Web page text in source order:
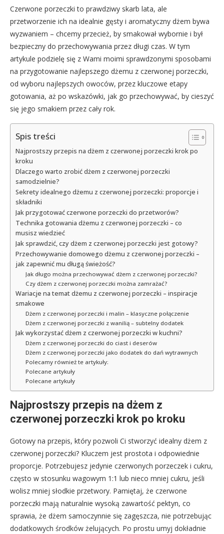
Czerwone porzeczki to prawdziwy skarb lata, ale
przetworzenie ich na idealnie gęsty i aromatyczny dżem bywa
wyzwaniem – chcemy przecież, by smakował wybornie i był
bezpieczny do przechowywania przez długi czas. W tym
artykule podzielę się z Wami moimi sprawdzonymi sposobami
na przygotowanie najlepszego dżemu z czerwonej porzeczki,
od wyboru najlepszych owoców, przez kluczowe etapy
gotowania, aż po wskazówki, jak go przechowywać, by cieszyć
się jego smakiem przez cały rok.
Spis treści
Najprostszy przepis na dżem z czerwonej porzeczki krok po
kroku
Dlaczego warto zrobić dżem z czerwonej porzeczki
samodzielnie?
Sekrety idealnego dżemu z czerwonej porzeczki: proporcje i
składniki
Jak przygotować czerwone porzeczki do przetworów?
Technika gotowania dżemu z czerwonej porzeczki – co
musisz wiedzieć
Jak sprawdzić, czy dżem z czerwonej porzeczki jest gotowy?
Przechowywanie domowego dżemu z czerwonej porzeczki –
jak zapewnić mu długą świeżość?
Jak długo można przechowywać dżem z czerwonej porzeczki?
Czy dżem z czerwonej porzeczki można zamrażać?
Wariacje na temat dżemu z czerwonej porzeczki – inspiracje
smakowe
Dżem z czerwonej porzeczki i malin – klasyczne połączenie
Dżem z czerwonej porzeczki z wanilią – subtelny dodatek
Jak wykorzystać dżem z czerwonej porzeczki w kuchni?
Dżem z czerwonej porzeczki do ciast i deserów
Dżem z czerwonej porzeczki jako dodatek do dań wytrawnych
Polecamy również te artykuły:
Polecane artykuły
Polecane artykuły
Najprostszy przepis na dżem z
czerwonej porzeczki krok po kroku
Gotowy na przepis, który pozwoli Ci stworzyć idealny dżem z
czerwonej porzeczki? Kluczem jest prostota i odpowiednie
proporcje. Potrzebujesz jedynie czerwonych porzeczek i cukru,
często w stosunku wagowym 1:1 lub nieco mniej cukru, jeśli
wolisz mniej słodkie przetwory. Pamiętaj, że czerwone
porzeczki mają naturalnie wysoką zawartość pektyn, co
sprawia, że dżem samoczynnie się zagęszcza, nie potrzebując
dodatkowych środków żelujących. Po prostu umyj dokładnie